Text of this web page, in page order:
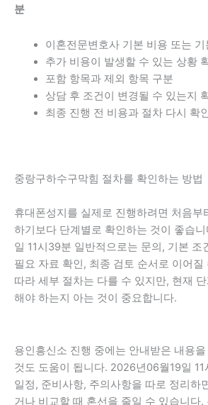
분
이혼전문변호사 기본 비용 또는 기
추가 비용이 발생할 수 있는 상황
포함 항목과 제외 항목 구분
상담 후 조건이 변경될 수 있는지
최종 진행 전 비용과 절차 다시 확
중랑구하수구막힘 절차를 확인하는 방법
휴대폰성지를 실제로 진행하려면 처음부
하기보다 단계별로 확인하는 것이 좋습
일 11시39분 일반적으로는 문의, 기본 조
필요 자료 확인, 최종 검토 순서로 이어질
따라 세부 절차는 다를 수 있지만, 현재
해야 하는지 아는 것이 중요합니다.
용인흥신소 진행 중에는 안내받은 내용
것도 도움이 됩니다. 2026년06월19일
일정, 준비사항, 주의사항을 따로 정리하
거나 비교할 때 혼선을 줄일 수 있습니다.